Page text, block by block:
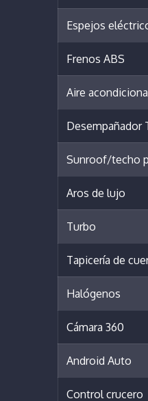
Espejos
Frenos ABS
Aire
Desempañador
Sunroof/techo
Aros de lujo
Turbo
Tapicería de
Halógenos
Cámara 360
Android Auto
Control crucero